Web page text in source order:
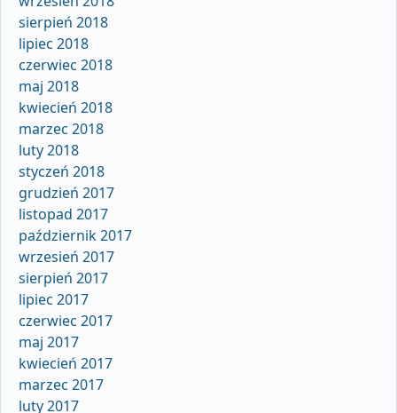
sierpień 2018
lipiec 2018
czerwiec 2018
maj 2018
kwiecień 2018
marzec 2018
luty 2018
styczeń 2018
grudzień 2017
listopad 2017
październik 2017
wrzesień 2017
sierpień 2017
lipiec 2017
czerwiec 2017
maj 2017
kwiecień 2017
marzec 2017
luty 2017